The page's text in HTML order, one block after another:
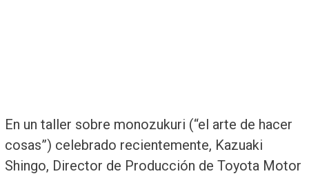
En un taller sobre monozukuri (“el arte de hacer
cosas”) celebrado recientemente, Kazuaki
Shingo, Director de Producción de Toyota Motor